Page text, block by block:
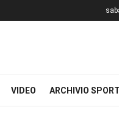
VIDEO ARCHIVIO SPORT